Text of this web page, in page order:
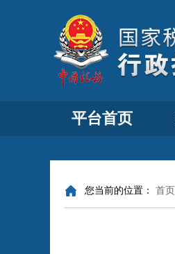
平台首页
您当前的位置： 首页